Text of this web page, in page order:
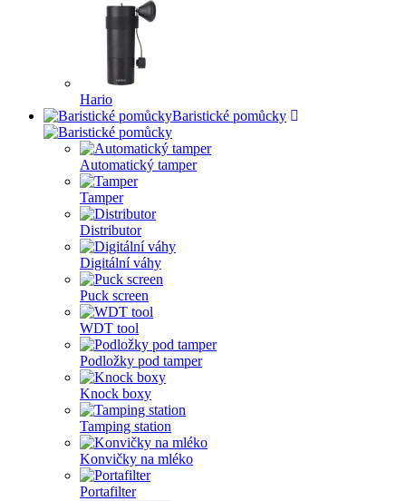
Hario
Baristické pomůcky
Automatický tamper
Tamper
Distributor
Digitální váhy
Puck screen
WDT tool
Podložky pod tamper
Knock boxy
Tamping station
Konvičky na mléko
Portafilter